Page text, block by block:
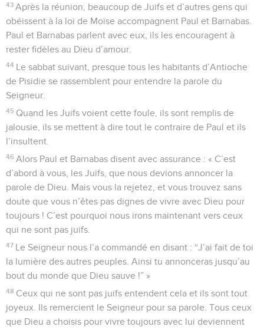
43 Après la réunion, beaucoup de Juifs et d’autres gens qui
obéissent à la loi de Moïse accompagnent Paul et Barnabas.
Paul et Barnabas parlent avec eux, ils les encouragent à
rester fidèles au Dieu d’amour.
44 Le sabbat suivant, presque tous les habitants d’Antioche
de Pisidie se rassemblent pour entendre la parole du
Seigneur.
45 Quand les Juifs voient cette foule, ils sont remplis de
jalousie, ils se mettent à dire tout le contraire de Paul et ils
l’insultent.
46 Alors Paul et Barnabas disent avec assurance : « C’est
d’abord à vous, les Juifs, que nous devions annoncer la
parole de Dieu. Mais vous la rejetez, et vous trouvez sans
doute que vous n’êtes pas dignes de vivre avec Dieu pour
toujours ! C’est pourquoi nous irons maintenant vers ceux
qui ne sont pas juifs.
47 Le Seigneur nous l’a commandé en disant : “J’ai fait de toi
la lumière des autres peuples. Ainsi tu annonceras jusqu’au
bout du monde que Dieu sauve !” »
48 Ceux qui ne sont pas juifs entendent cela et ils sont tout
joyeux. Ils remercient le Seigneur pour sa parole. Tous ceux
que Dieu a choisis pour vivre toujours avec lui deviennent